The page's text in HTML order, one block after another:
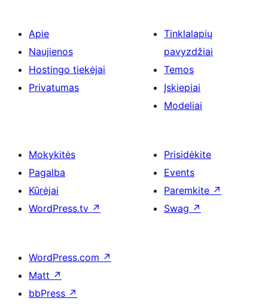
Apie
Naujienos
Hostingo tiekėjai
Privatumas
Tinklalapių
pavyzdžiai
Temos
Įskiepiai
Modeliai
Mokykitės
Pagalba
Kūrėjai
WordPress.tv ↗
Prisidėkite
Events
Paremkite ↗
Swag ↗
WordPress.com ↗
Matt ↗
bbPress ↗